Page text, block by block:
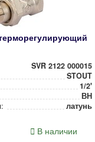
SVR 2122 000015
STOUT
1/2'
ВН
латунь
В наличии